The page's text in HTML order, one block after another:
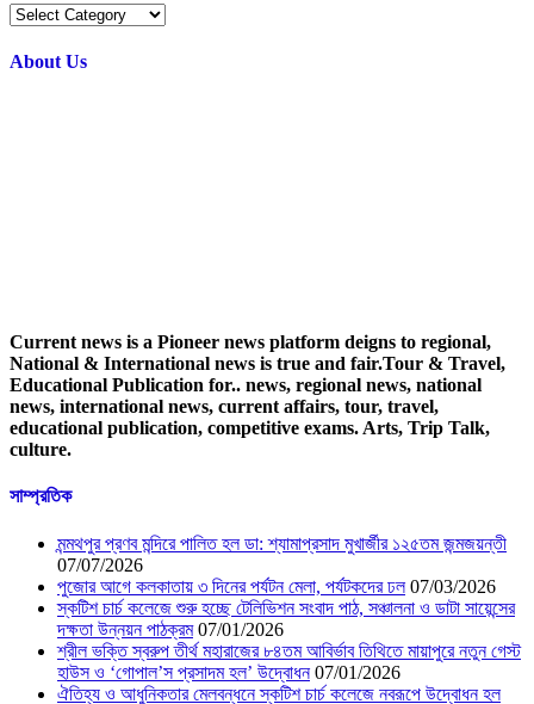
Popular
About Us
Current news is a Pioneer news platform deigns to regional,
National & International news is true and fair.Tour & Travel,
Educational Publication for.. news, regional news, national
news, international news, current affairs, tour, travel,
educational publication, competitive exams. Arts, Trip Talk,
culture.
সাম্প্রতিক
মন্মথপুর প্রণব মন্দিরে পালিত হল ডা: শ্যামাপ্রসাদ মুখার্জীর ১২৫তম জন্মজয়ন্তী
07/07/2026
পুজোর আগে কলকাতায় ৩ দিনের পর্যটন মেলা, পর্যটকদের ঢল 07/03/2026
স্কটিশ চার্চ কলেজে শুরু হচ্ছে টেলিভিশন সংবাদ পাঠ, সঞ্চালনা ও ডাটা সায়েন্সের
দক্ষতা উন্নয়ন পাঠক্রম 07/01/2026
শ্রীল ভক্তি স্বরুপ তীর্থ মহারাজের ৮৪তম আবির্ভাব তিথিতে মায়াপুরে নতুন গেস্ট
হাউস ও ‘গোপাল’স প্রসাদম হল’ উদ্বোধন 07/01/2026
ঐতিহ্য ও আধুনিকতার মেলবন্ধনে স্কটিশ চার্চ কলেজে নবরূপে উদ্বোধন হল